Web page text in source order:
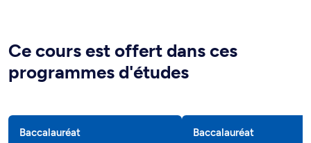
Ce cours est offert dans ces
programmes d'études
Baccalauréat Baccalauréat